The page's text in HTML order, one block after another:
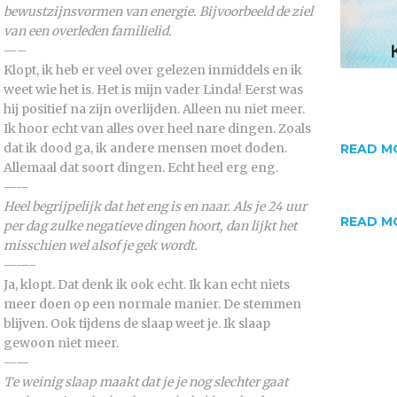
bewustzijnsvormen van energie. Bijvoorbeeld de ziel
van een overleden familielid.
—–
Klopt, ik heb er veel over gelezen inmiddels en ik
weet wie het is. Het is mijn vader Linda! Eerst was
hij positief na zijn overlijden. Alleen nu niet meer.
Ik hoor echt van alles over heel nare dingen. Zoals
dat ik dood ga, ik andere mensen moet doden.
Allemaal dat soort dingen. Echt heel erg eng.
——
Heel begrijpelijk dat het eng is en naar. Als je 24 uur
per dag zulke negatieve dingen hoort, dan lijkt het
misschien wel alsof je gek wordt.
——-
Ja, klopt. Dat denk ik ook echt. Ik kan echt niets
meer doen op een normale manier. De stemmen
blijven. Ook tijdens de slaap weet je. Ik slaap
gewoon niet meer.
——
Te weinig slaap maakt dat je je nog slechter gaat
READ
READ